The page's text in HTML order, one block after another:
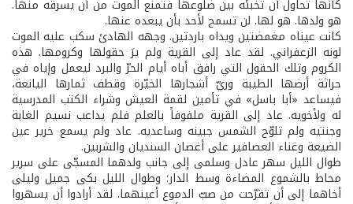
كأنها تحاول أن تخبئه بين ضلوعها فتمنع الموت من أن يسرقه منها.
هو ولدها. هو لها. لن تسمح لأحد بأن يبعده عنها.
كانت عيناه مغمضتين ويداه باردتين. وجهه الهادئ سكب عليه الموت
لونه الزعفراني. لقد عاد إلى القرية ولم يرَ حقولها وكرومها. هذه
الكروم وتلك الحقول التي رافق أباه أيام الحرّ والبرد ليعمل وإياه في
حراثة أرضها الطيبة وريّ أشجارها الخيّرة وقطف ثمارها اليانعة،
فيساعد «أبا باسل» في تأمين لقمة العيش وشراء الكتب المدرسية
له ولأخويه. عاد إلى القرية ملفوفاً بالعلم فلم يداعب نسيم الغابة
وجنتيه ولم تلوّح الشمس جبينه وساعديه. عاد ولم يسمع خرير عين
الضيعة وغناء العصافير على أغصان السنديان والشربين.
طوال الليل سهر عادل وسلمى إلى جانب ولدهما المسجّى على سرير
محاط بالشموع المضاءة وسط الدار؛ وطوال الليل بكى جميل وليلى
أخاهما إلى أن تقرّحت من صبّ الدموع أعينهما. لقد أرادوا أن يسهروا